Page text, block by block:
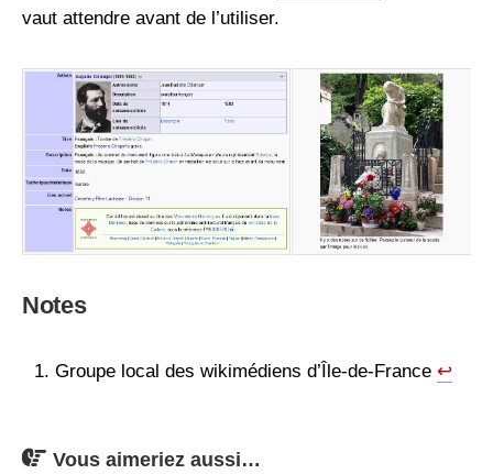
vaut attendre avant de l’utiliser.
Notes
Groupe local des wikimédiens d’Île-de-France ↩︎
Vous aimeriez aussi…